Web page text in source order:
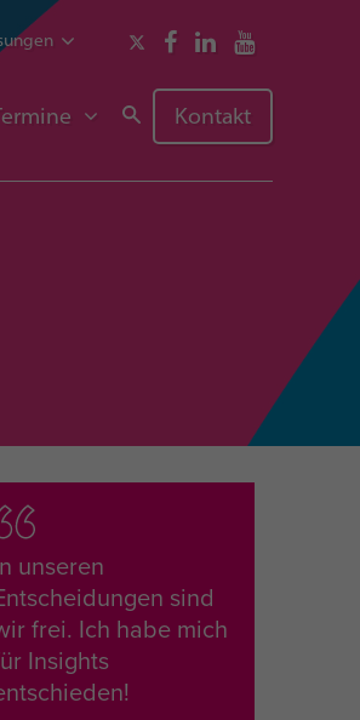
Kontakt
unseren
sind
frei. Ich habe mich
Insights